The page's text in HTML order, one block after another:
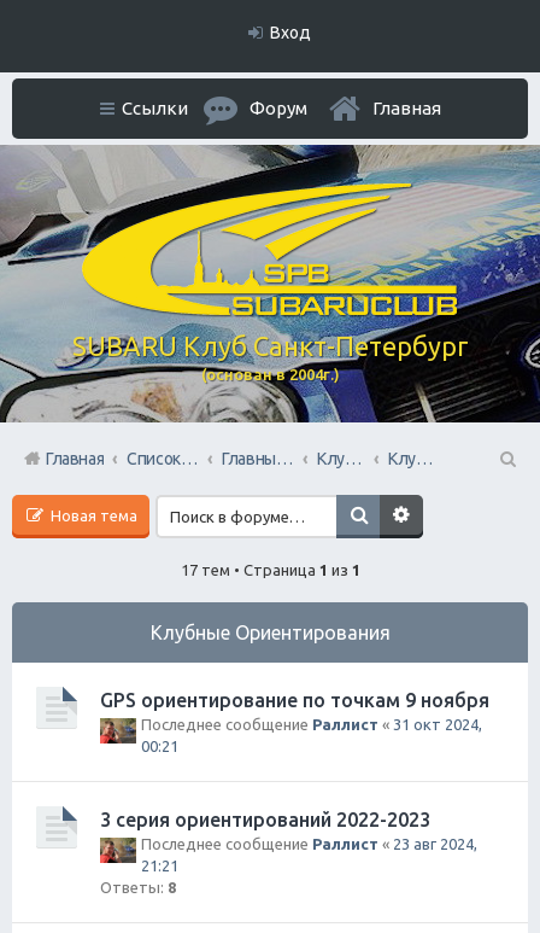
Вход
SUBARU Клуб Санкт-Петербург
(основан в 2004г.)
Ссылки Форум Главная
Главная Список форумов Главный раздел Клубные мероприятия и встречи
Клубные Ориентирования
Новая тема
17 тем • Страница 1 из 1
Клубные Ориентирования
GPS ориентирование по точкам 9 ноября
Последнее сообщение Раллист « 31 окт 2024,
00:21
3 серия ориентирований 2022-2023
Последнее сообщение Раллист « 23 авг 2024,
21:21
Ответы: 8